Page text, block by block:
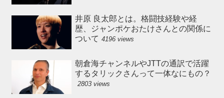
井原 良太郎とは。格闘技経験や経
歴、ジャンポケおたけさんとの関係に
ついて 4196 views
朝倉海チャンネルやJTTの通訳で活躍
するタリックさんって一体なにもの？
2803 views